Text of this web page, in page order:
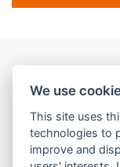
We use
This site uses
technologies to
improve and